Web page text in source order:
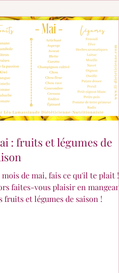
: fruits et légumes de
mois de mai, fais ce qu'il te plait !
faites-vous plaisir en mangeant
fruits et légumes de saison !